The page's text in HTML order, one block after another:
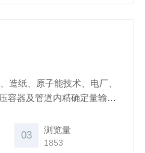
造纸、原子能技术、电厂、
容器及管道内精确定量输送
03 浏览量
1853